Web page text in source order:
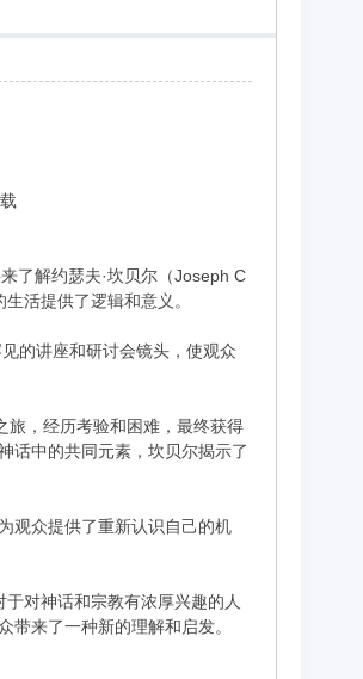
了解约瑟夫·坎贝尔（Joseph C
活提供了逻辑和意义。
的讲座和研讨会镜头，使观众
旅，经历考验和困难，最终获得
话中的共同元素，坎贝尔揭示了
观众提供了重新认识自己的机
对神话和宗教有浓厚兴趣的人
来了一种新的理解和启发。